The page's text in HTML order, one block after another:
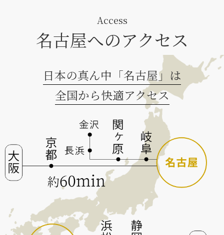
Access
名古屋へのアクセス
日本の真ん中「名古屋」は
全国から快適アクセス